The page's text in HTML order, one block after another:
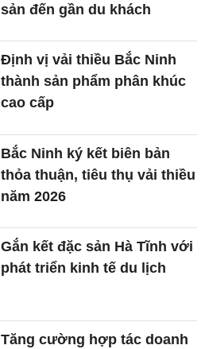
sản đến gần du khách
Định vị vải thiều Bắc Ninh
thành sản phẩm phân khúc
cao cấp
Bắc Ninh ký kết biên bản
thỏa thuận, tiêu thụ vải thiều
năm 2026
Gắn kết đặc sản Hà Tĩnh với
phát triển kinh tế du lịch
Tăng cường hợp tác doanh